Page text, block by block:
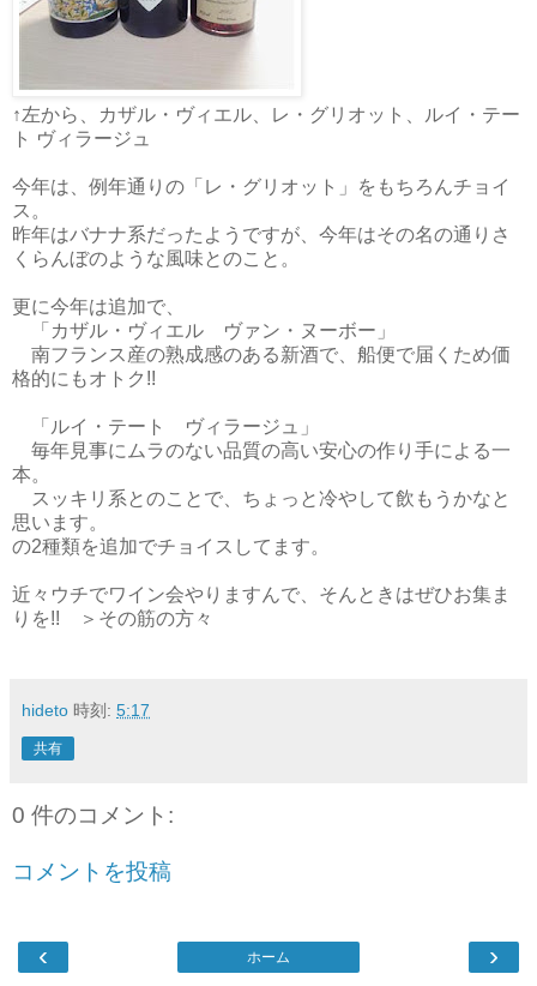
↑左から、カザル・ヴィエル、レ・グリオット、ルイ・テー
ト ヴィラージュ
今年は、例年通りの「レ・グリオット」をもちろんチョイ
ス。
昨年はバナナ系だったようですが、今年はその名の通りさ
くらんぼのような風味とのこと。
更に今年は追加で、
「カザル・ヴィエル ヴァン・ヌーボー」
南フランス産の熟成感のある新酒で、船便で届くため価
格的にもオトク!!
「ルイ・テート ヴィラージュ」
毎年見事にムラのない品質の高い安心の作り手による一
本。
スッキリ系とのことで、ちょっと冷やして飲もうかなと
思います。
の2種類を追加でチョイスしてます。
近々ウチでワイン会やりますんで、そんときはぜひお集ま
りを!! ＞その筋の方々
hideto 時刻: 5:17
共有
0 件のコメント:
コメントを投稿
‹ ›
ホーム